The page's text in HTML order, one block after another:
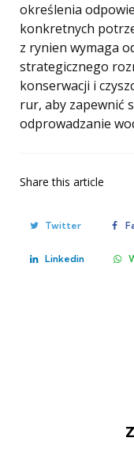
określenia
konkretnych
z rynien wymaga
strategicznego
konserwacji i
rur, aby zapewnić
odprowadzanie
Share this article
Twitter
Linkedin